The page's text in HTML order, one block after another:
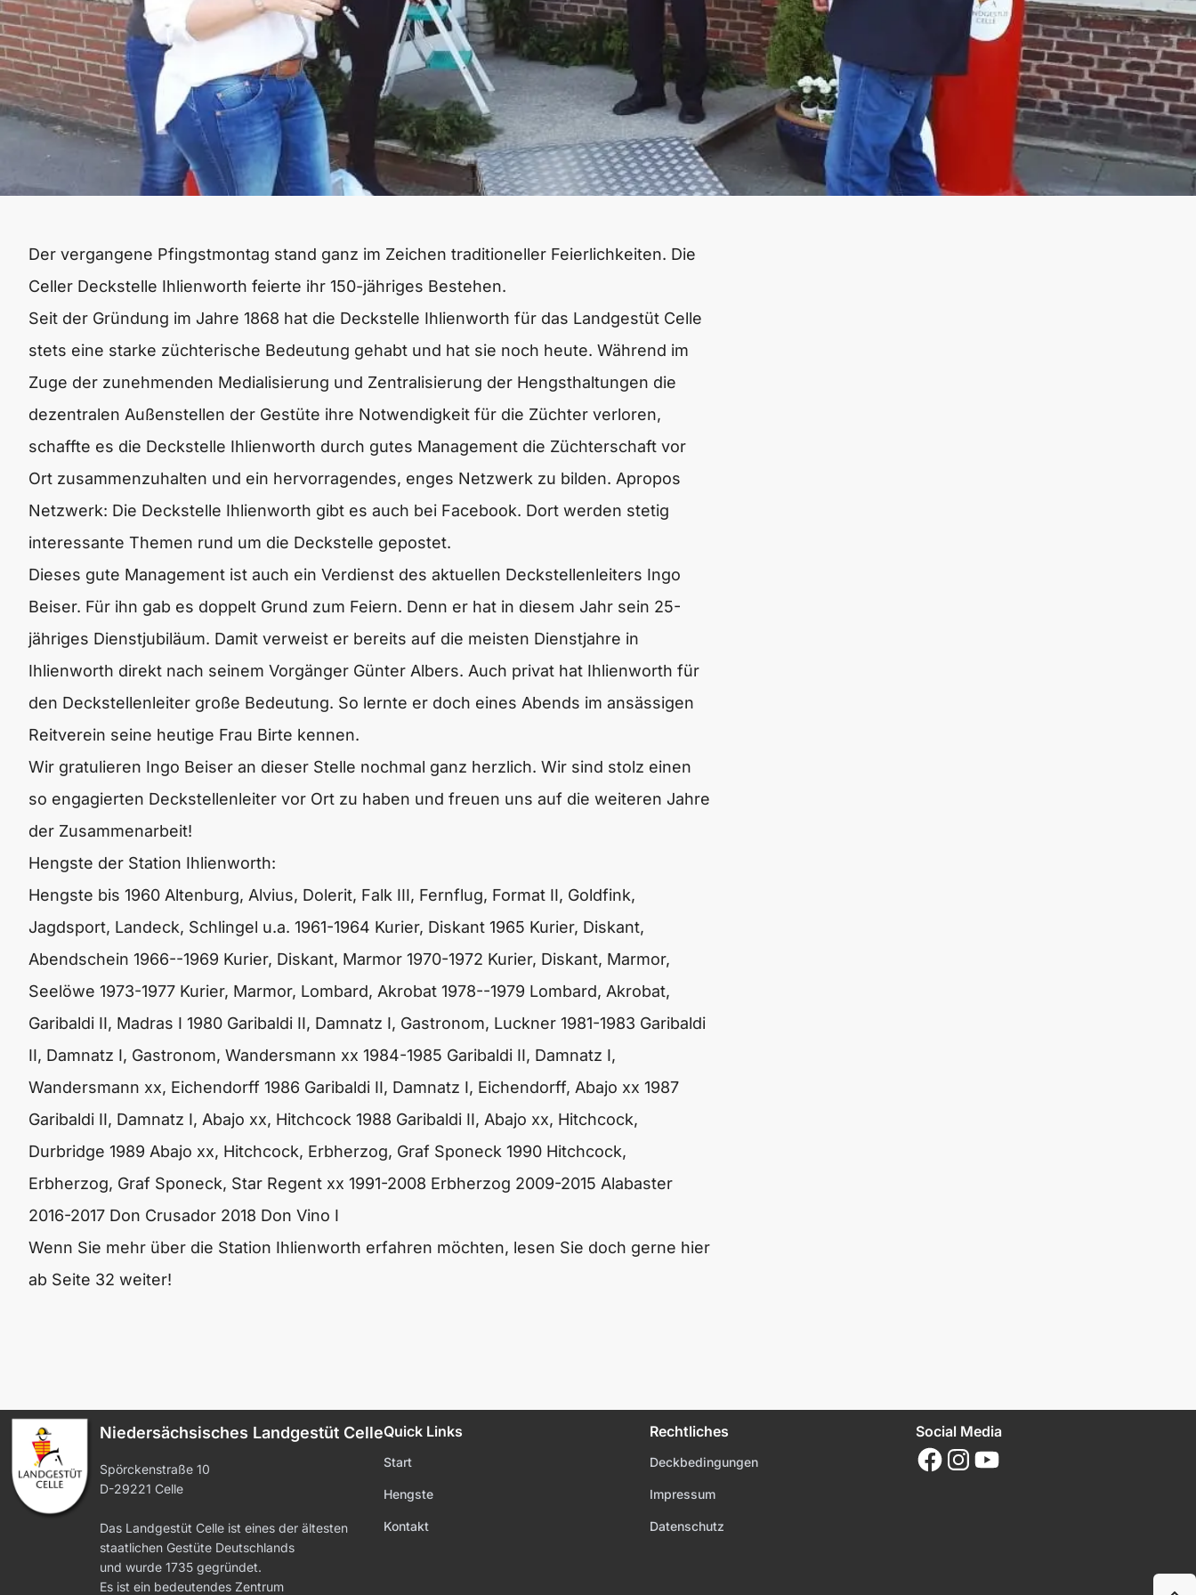
Der vergangene Pfingstmontag stand ganz im Zeichen traditioneller Feierlichkeiten. Die
Celler Deckstelle Ihlienworth feierte ihr 150-jähriges Bestehen.
Seit der Gründung im Jahre 1868 hat die Deckstelle Ihlienworth für das Landgestüt Celle
stets eine starke züchterische Bedeutung gehabt und hat sie noch heute. Während im
Zuge der zunehmenden Medialisierung und Zentralisierung der Hengsthaltungen die
dezentralen Außenstellen der Gestüte ihre Notwendigkeit für die Züchter verloren,
schaffte es die Deckstelle Ihlienworth durch gutes Management die Züchterschaft vor
Ort zusammenzuhalten und ein hervorragendes, enges Netzwerk zu bilden. Apropos
Netzwerk: Die Deckstelle Ihlienworth gibt es auch bei Facebook. Dort werden stetig
interessante Themen rund um die Deckstelle gepostet.
Dieses gute Management ist auch ein Verdienst des aktuellen Deckstellenleiters Ingo
Beiser. Für ihn gab es doppelt Grund zum Feiern. Denn er hat in diesem Jahr sein 25-
jähriges Dienstjubiläum. Damit verweist er bereits auf die meisten Dienstjahre in
Ihlienworth direkt nach seinem Vorgänger Günter Albers. Auch privat hat Ihlienworth für
den Deckstellenleiter große Bedeutung. So lernte er doch eines Abends im ansässigen
Reitverein seine heutige Frau Birte kennen.
Wir gratulieren Ingo Beiser an dieser Stelle nochmal ganz herzlich. Wir sind stolz einen
so engagierten Deckstellenleiter vor Ort zu haben und freuen uns auf die weiteren Jahre
der Zusammenarbeit!
Hengste der Station Ihlienworth:
Hengste bis 1960 Altenburg, Alvius, Dolerit, Falk III, Fernflug, Format II, Goldfink,
Jagdsport, Landeck, Schlingel u.a. 1961-1964 Kurier, Diskant 1965 Kurier, Diskant,
Abendschein 1966--1969 Kurier, Diskant, Marmor 1970-1972 Kurier, Diskant, Marmor,
Seelöwe 1973-1977 Kurier, Marmor, Lombard, Akrobat 1978--1979 Lombard, Akrobat,
Garibaldi II, Madras I 1980 Garibaldi II, Damnatz I, Gastronom, Luckner 1981-1983 Garibaldi
II, Damnatz I, Gastronom, Wandersmann xx 1984-1985 Garibaldi II, Damnatz I,
Wandersmann xx, Eichendorff 1986 Garibaldi II, Damnatz I, Eichendorff, Abajo xx 1987
Garibaldi II, Damnatz I, Abajo xx, Hitchcock 1988 Garibaldi II, Abajo xx, Hitchcock,
Durbridge 1989 Abajo xx, Hitchcock, Erbherzog, Graf Sponeck 1990 Hitchcock,
Erbherzog, Graf Sponeck, Star Regent xx 1991-2008 Erbherzog 2009-2015 Alabaster
2016-2017 Don Crusador 2018 Don Vino I
Wenn Sie mehr über die Station Ihlienworth erfahren möchten, lesen Sie doch gerne hier
ab Seite 32 weiter!
Niedersächsisches Landgestüt Celle
Spörckenstraße 10
D-29221 Celle
Das Landgestüt Celle ist eines der ältesten
staatlichen Gestüte Deutschlands
und wurde 1735 gegründet.
Es ist ein bedeutendes Zentrum
Quick Links
Start
Hengste
Kontakt
Rechtliches
Deckbedingungen
Impressum
Datenschutz
Social Media